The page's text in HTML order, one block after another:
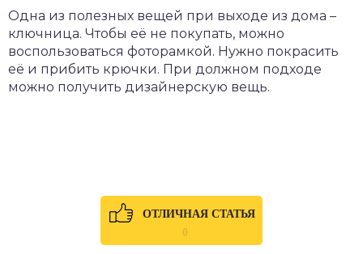
Одна из полезных вещей при выходе из дома –
ключница. Чтобы её не покупать, можно
воспользоваться фоторамкой. Нужно покрасить
её и прибить крючки. При должном подходе
можно получить дизайнерскую вещь.
ОТЛИЧНАЯ СТАТЬЯ
0